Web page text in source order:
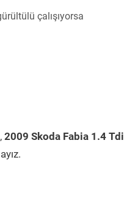
çalışıyorsa
2009 Skoda Fabia 1.4 Tdi